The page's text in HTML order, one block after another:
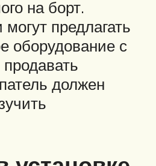
на борт.
предлагать
оборудование с
должен